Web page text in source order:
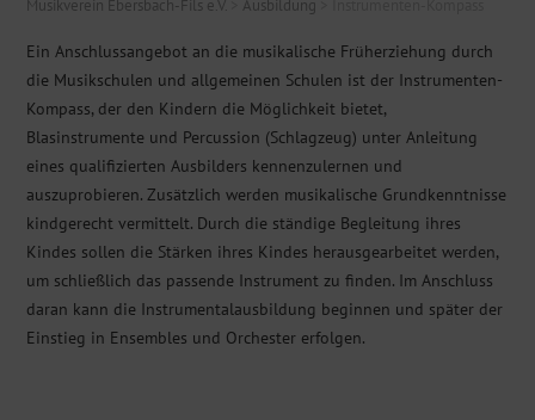
Musikverein Ebersbach-Fils e.V. Ausbildung
Ein Anschlussangebot an die musikalische Früherziehung durch
die Musikschulen und allgemeinen Schulen ist der Instrumenten-
Kompass, der den Kindern die Möglichkeit bietet,
Blasinstrumente und Percussion (Schlagzeug) unter Anleitung
eines qualifizierten Ausbilders kennenzulernen und
auszuprobieren. Zusätzlich werden musikalische Grundkenntnisse
kindgerecht vermittelt. Durch die ständige Begleitung ihres
Kindes sollen die Stärken ihres Kindes herausgearbeitet werden,
um schließlich das passende Instrument zu finden. Im Anschluss
daran kann die Instrumentalausbildung beginnen und später der
Einstieg in Ensembles und Orchester erfolgen.